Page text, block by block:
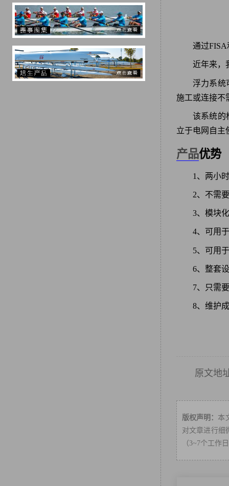
通过
近年来，
浮力系统
施工或连接不
该系统的
立于电网自主
产品优势
1、两小
2、不需
3、模块
4、可用于
5、可用
6、整套
7、只需
8、维护
原文地
版权声明： 本
对文章进行细
（3~7个工作